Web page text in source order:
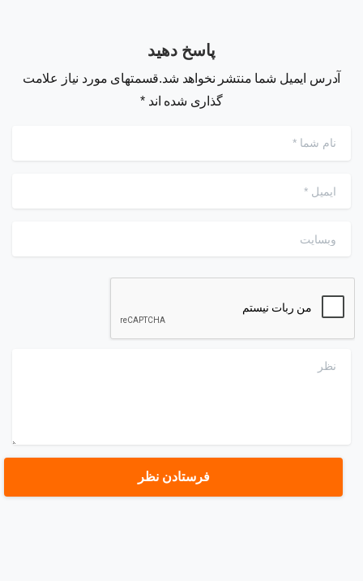
پاسخ دهید
آدرس ایمیل شما منتشر نخواهد شد.قسمتهای مورد نیاز علامت
گذاری شده اند *
نام شما
ایمیل
وبسایت